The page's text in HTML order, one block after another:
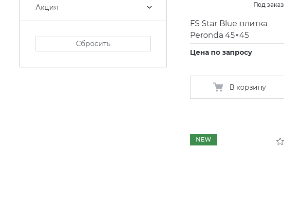
Акция
Сбросить
Под заказ
FS Star Blue плитка
Peronda 45×45
Цена по запросу
В корзину
NEW